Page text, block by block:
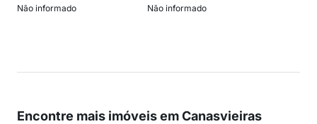
Não informado
Não informado
Encontre mais imóveis em Canasvieiras